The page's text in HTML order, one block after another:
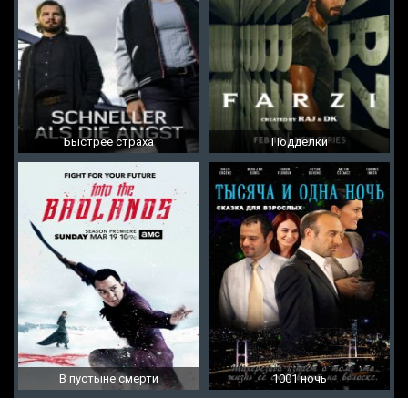
Быстрее страха Подделки
В пустыне смерти 1001 ночь